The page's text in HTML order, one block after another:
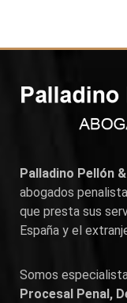
Palladino Pellón
abogados
que presta sus
España y el
Somos
Procesal Penal,